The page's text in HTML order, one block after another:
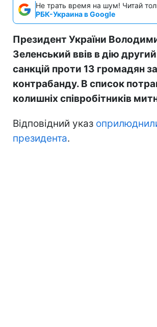
Не трать время на шум! Читай
РБК-Украина в Google
Президент України
Зеленський ввів в дію
санкцій проти 13 громадян за
контрабанду. В список
колишніх співробітників
Відповідний указ
президента.